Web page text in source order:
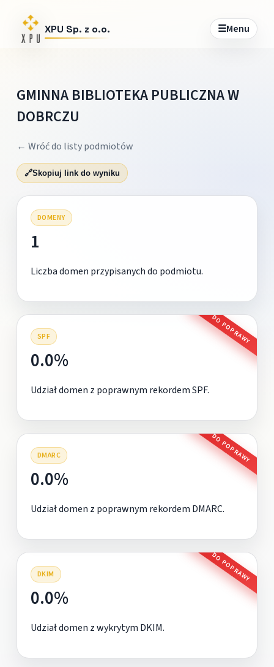
XPU Sp. z o.o. ☰Menu
GMINNA BIBLIOTEKA PUBLICZNA W
DOBRCZU
← Wróć do listy podmiotów
🔗Skopiuj link do wyniku
DOMENY
1
Liczba domen przypisanych do podmiotu.
SPF DO POPRAWY
0.0%
Udział domen z poprawnym rekordem SPF.
DMARC DO POPRAWY
0.0%
Udział domen z poprawnym rekordem DMARC.
DKIM DO POPRAWY
0.0%
Udział domen z wykrytym DKIM.